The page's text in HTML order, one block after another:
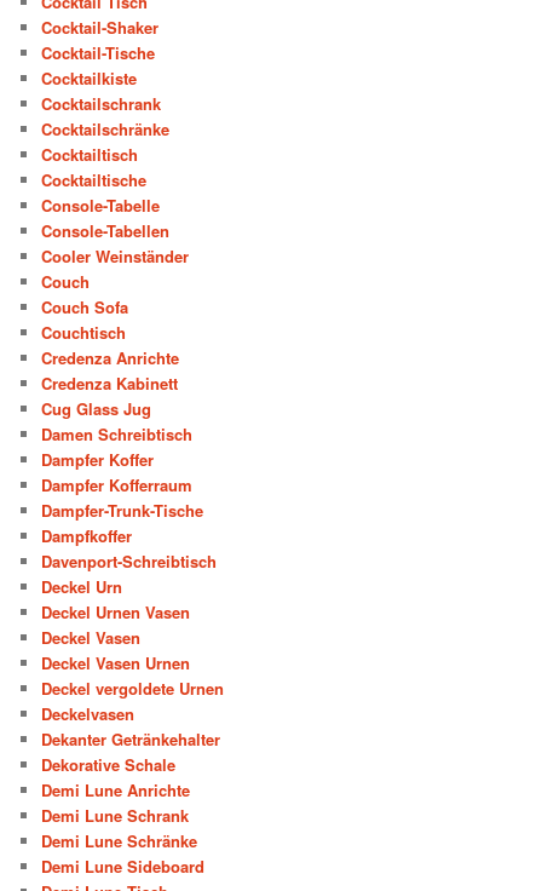
Cocktail-Shaker
Cocktail-Tische
Cocktailkiste
Cocktailschrank
Cocktailschränke
Cocktailtisch
Cocktailtische
Console-Tabelle
Console-Tabellen
Cooler Weinständer
Couch
Couch Sofa
Couchtisch
Credenza Anrichte
Credenza Kabinett
Cug Glass Jug
Damen Schreibtisch
Dampfer Koffer
Dampfer Kofferraum
Dampfer-Trunk-Tische
Dampfkoffer
Davenport-Schreibtisch
Deckel Urn
Deckel Urnen Vasen
Deckel Vasen
Deckel Vasen Urnen
Deckel vergoldete Urnen
Deckelvasen
Dekanter Getränkehalter
Dekorative Schale
Demi Lune Anrichte
Demi Lune Schrank
Demi Lune Schränke
Demi Lune Sideboard